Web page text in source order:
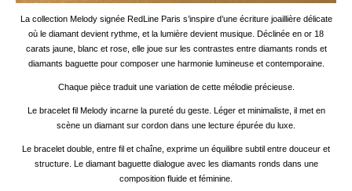
La collection Melody signée RedLine Paris s’inspire d’une écriture joaillière délicate
où le diamant devient rythme, et la lumière devient musique. Déclinée en or 18
carats jaune, blanc et rose, elle joue sur les contrastes entre diamants ronds et
diamants baguette pour composer une harmonie lumineuse et contemporaine.
Chaque pièce traduit une variation de cette mélodie précieuse.
Le bracelet fil Melody incarne la pureté du geste. Léger et minimaliste, il met en
scène un diamant sur cordon dans une lecture épurée du luxe.
Le bracelet double, entre fil et chaîne, exprime un équilibre subtil entre douceur et
structure. Le diamant baguette dialogue avec les diamants ronds dans une
composition fluide et féminine.